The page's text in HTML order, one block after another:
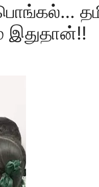
பொங்கல்…
இதுதான்!!